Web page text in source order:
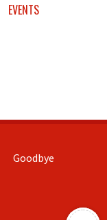
EVENTS
Goodbye